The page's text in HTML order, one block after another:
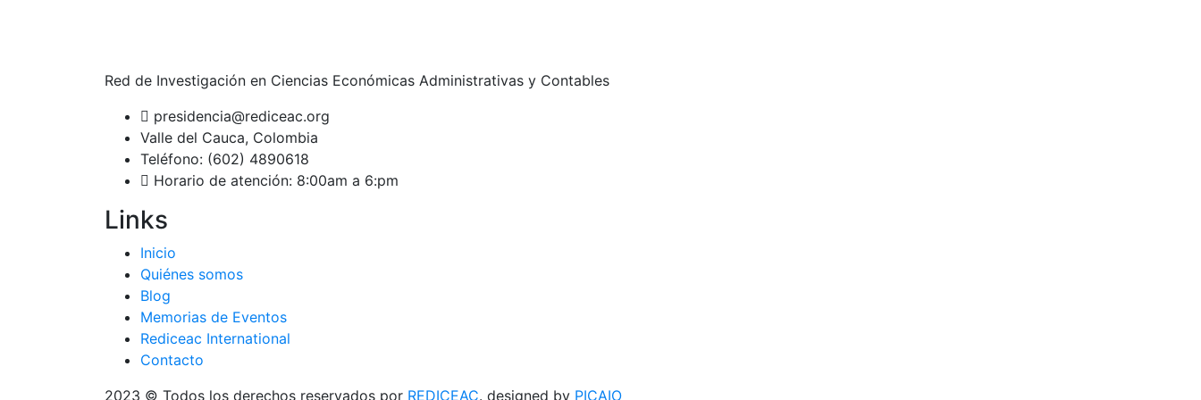
Red de Investigación en Ciencias Económicas Administrativas y Contables
presidencia@rediceac.org
Valle del Cauca, Colombia
Teléfono: (602) 4890618
Horario de atención: 8:00am a 6:pm
Links
Inicio
Quiénes somos
Blog
Memorias de Eventos
Rediceac International
Contacto
2023 © Todos los derechos reservados por REDICEAC. designed by PICAIO